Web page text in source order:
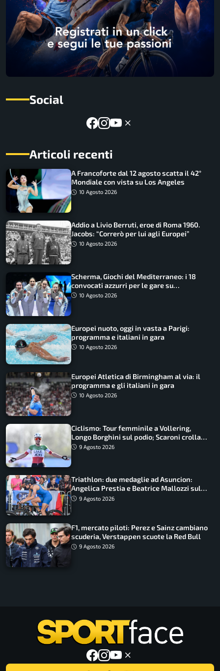
Social
Articoli recenti
A Francoforte dal 12 agosto scatta il 42°
Mondiale con vista su Los Angeles
10 Agosto 2026
Addio a Livio Berruti, eroe di Roma 1960.
Jacobs: “Correrò per lui agli Europei”
10 Agosto 2026
Scherma, Giochi del Mediterraneo: i 18
convocati azzurri per le gare su
SportFaceTV
10 Agosto 2026
Europei nuoto, oggi in vasta a Parigi:
programma e italiani in gara
10 Agosto 2026
Europei Atletica di Birmingham al via: il
programma e gli italiani in gara
10 Agosto 2026
Ciclismo: Tour femminile a Vollering,
Longo Borghini sul podio; Scaroni crolla
in Polonia
9 Agosto 2026
Triathlon: due medaglie ad Asuncion:
Angelica Prestia e Beatrice Mallozzi sul
podio
9 Agosto 2026
F1, mercato piloti: Perez e Sainz cambiano
scuderia, Verstappen scuote la Red Bull
9 Agosto 2026